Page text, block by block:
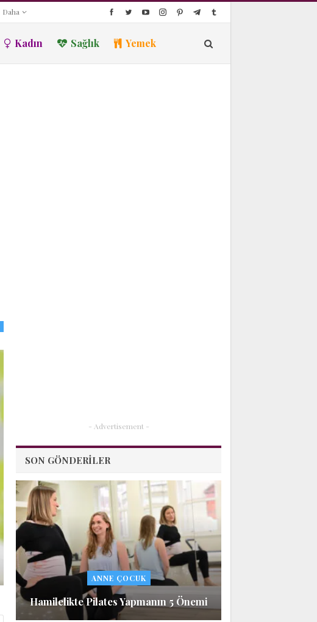
Daha
Kadın Sağlık Yemek
- Advertisement -
SON GÖNDERILER
ANNE ÇOCUK
Hamilelikte Pilates Yapmanın 5 Önemi